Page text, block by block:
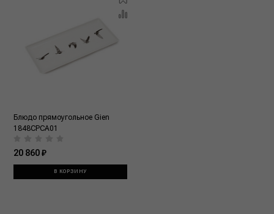
Блюдо прямоугольное Gien
1848CPCA01
20 860 ₽
В КОРЗИНУ